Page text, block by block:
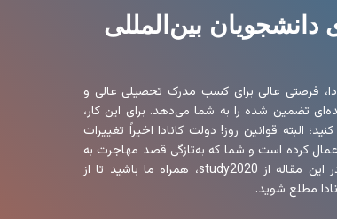
دانشجویان بین‌المللی
فرصتی عالی برای کسب مدرک تحصیلی عالی و
تضمین شده را به شما می‌دهد. برای این کار،
البته قوانین روز! دولت کانادا اخیراً تغییرات
کرده است و شما که به‌‌تازگی قصد مهاجرت به
این کشور را دارید، شامل این قوانین می‌شوید. در این مقاله از study2020، همراه ما باشید تا از
مطلع شوید.